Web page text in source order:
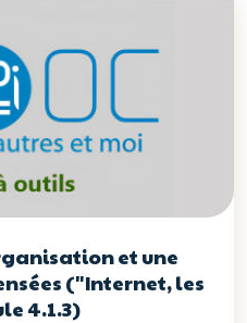
et une
("Internet, les
4.1.3)